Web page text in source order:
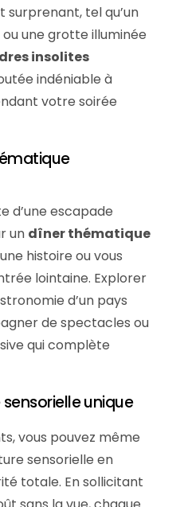
tel qu’un
une grotte illuminée
insolites
indéniable à
votre soirée
d’une escapade
un dîner thématique
histoire ou vous
lointaine. Explorer
d’un pays
de spectacles ou
qui complète
unique
vous pouvez même
sensorielle en
totale. En sollicitant